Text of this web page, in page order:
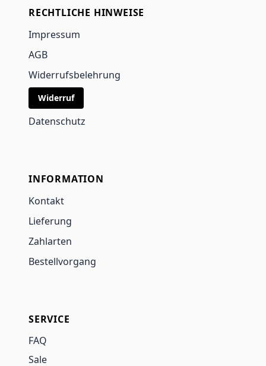
RECHTLICHE HINWEISE
Impressum
AGB
Widerrufsbelehrung
Widerruf
Datenschutz
INFORMATION
Kontakt
Lieferung
Zahlarten
Bestellvorgang
SERVICE
FAQ
Sale